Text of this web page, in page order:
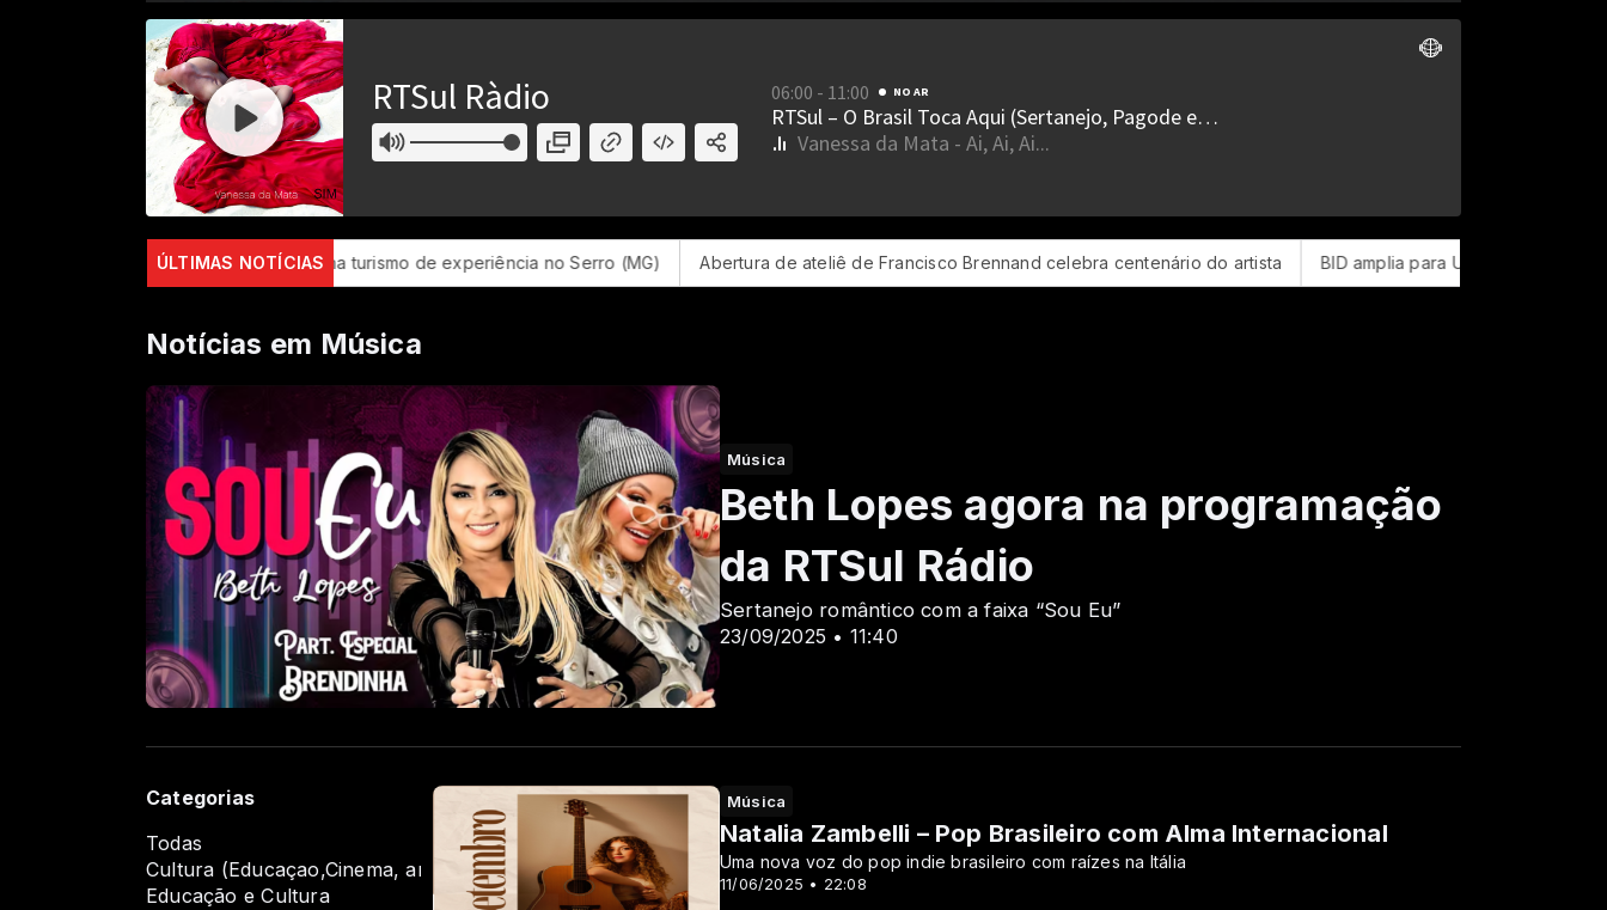
ÚLTIMAS NOTÍCIAS
"Rota do Queijo" impulsiona turismo de experiência no Serro (MG) Abertura de ateliê de Francisco Brennand celebra centenário do artista BID amplia para US$ 4 bilhões o fundo para
Notícias em Música
Música
23/09/2025 • 11:40
Beth Lopes agora na programação
da RTSul Rádio ️
Sertanejo romântico com a faixa “Sou Eu”
Categorias
Todas
Cultura (Educaçao,Cinema, arte e eventos culturais e apoios pela RTSul Rádio.)
Educação e Cultura
Música
11/06/2025 • 22:08
Natalia Zambelli – Pop Brasileiro com Alma Internacional
Uma nova voz do pop indie brasileiro com raízes na Itália